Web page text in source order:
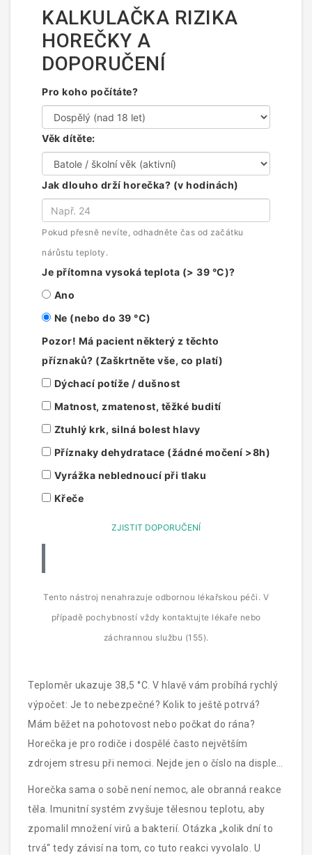
KALKULAČKA RIZIKA
HOREČKY A
DOPORUČENÍ
Pro koho počítáte?
Věk dítěte:
Jak dlouho drží horečka? (v hodinách)
Pokud přesně nevíte, odhadněte čas od začátku
nárůstu teploty.
Je přítomna vysoká teplota (> 39 °C)?
Ano
Ne (nebo do 39 °C)
Pozor! Má pacient některý z těchto
příznaků? (Zaškrtněte vše, co platí)
Dýchací potíže / dušnost
Matnost, zmatenost, těžké budití
Ztuhlý krk, silná bolest hlavy
Příznaky dehydratace (žádné močení >8h)
Vyrážka neblednoucí při tlaku
Křeče
ZJISTIT DOPORUČENÍ
Tento nástroj nenahrazuje odbornou lékařskou péči. V
případě pochybností vždy kontaktujte lékaře nebo
záchrannou službu (155).
Teploměr ukazuje 38,5 °C. V hlavě vám probíhá rychlý
výpočet: Je to nebezpečné? Kolik to ještě potrvá?
Mám běžet na pohotovost nebo počkat do rána?
Horečka je pro rodiče i dospělé často největším
zdrojem stresu při nemoci. Nejde jen o číslo na displeji,
ale o otázku času. Znáte-li typické průběhy různých
nemocí, přestanete se bát každého nárůstu teploty a
začnete vědět, kdy skutečně potřebujete odbornou
pomoc.
Horečka sama o sobě není nemoc, ale obranná reakce
těla. Imunitní systém zvyšuje tělesnou teplotu, aby
zpomalil množení virů a bakterií. Otázka „kolik dní to
trvá“ tedy závisí na tom, co tuto reakci vyvolalo. U